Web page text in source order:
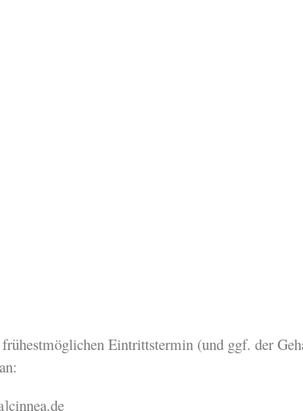
Eintrittstermin (und ggf. der
an: